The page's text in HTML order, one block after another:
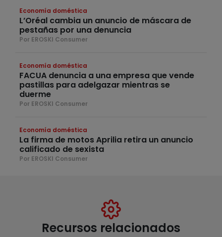
Economía doméstica
L’Oréal cambia un anuncio de máscara de
pestañas por una denuncia
Por EROSKI Consumer
Economía doméstica
FACUA denuncia a una empresa que vende
pastillas para adelgazar mientras se
duerme
Por EROSKI Consumer
Economía doméstica
La firma de motos Aprilia retira un anuncio
calificado de sexista
Por EROSKI Consumer
Recursos relacionados